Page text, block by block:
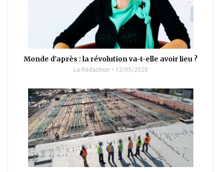
Monde d’après : la révolution va-t-elle avoir lieu ?
La Rédaction 12/05/2020